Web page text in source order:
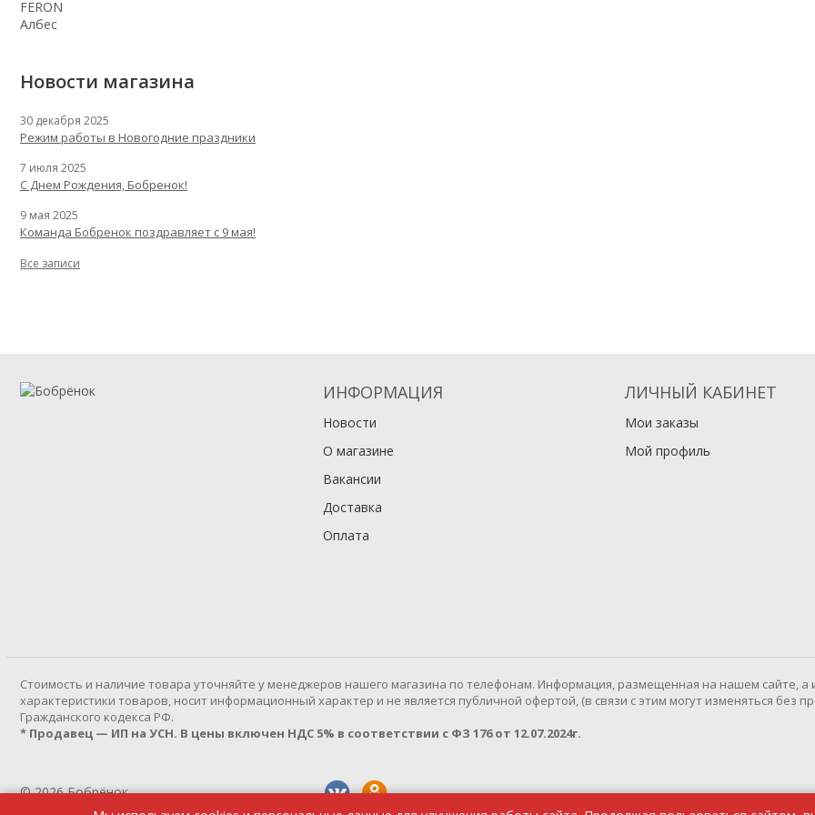
FERON
Албес
Новости магазина
30 декабря 2025
Режим работы в Новогодние праздники
7 июля 2025
С Днем Рождения, Бобренок!
9 мая 2025
Команда Бобренок поздравляет с 9 мая!
Все записи
ИНФОРМАЦИЯ
Новости
О магазине
Вакансии
Доставка
Оплата
ЛИЧНЫЙ КАБИНЕТ
Мои заказы
Мой профиль
Cтоимость и наличие товара уточняйте у менеджеров нашего магазина по телефонам. Информация, размещенная на нашем сайте, а
характеристики товаров, носит информационный характер и не является публичной офертой, (в связи с этим могут изменяться без
Гражданского кодекса РФ.
* Продавец — ИП на УСН. В цены включен НДС 5% в соответствии с ФЗ 176 от 12.07.2024г.
© 2026 Бобрёнок